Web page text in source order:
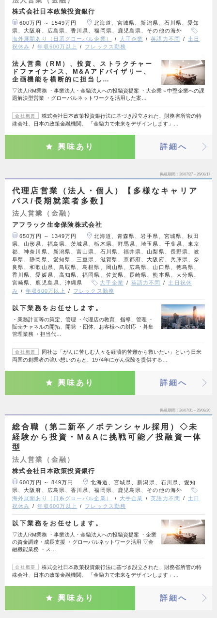
株式会社日本政策投資銀行
600万円 ～ 1549万円
北海道、宮城県、新潟県、石川県、愛知
県、大阪府、広島県、香川県、福岡県、鹿児島県、その他の海外
海外展開あり（日系グローバル企業）
大手企業 英語力不問
土日
祝休み
年収600万以上 フレックス勤務
法人営業（RM）、投資、ストラクチャー
ドファイナンス、M&Aアドバイザリー、
企画機能を横断的に担当し…
▽法人RM業務 ・事業法人・金融法人への投融資提案 ・大企業～中堅企業への課
題解決型営業 ・グローバルネットワークを活用した案…
会社概要
株式会社日本政策投資銀行法に基づき設立された、財務省所管の特
殊会社、日本の政策金融機関。 「金融力で未来をデザインします」…
興味あり 詳細へ
掲載期間 26/07/27～26/08/17
代理店営業（法人・個人）【多様なキャリア
パス/長期就業者多数】
法人営業（金融）
アフラック生命保険株式会社
650万円 ～ 1349万円
北海道、青森県、岩手県、宮城県、秋田
県、山形県、福島県、茨城県、栃木県、群馬県、埼玉県、千葉県、東京
都、神奈川県、新潟県、富山県、石川県、福井県、山梨県、長野県、岐
阜県、静岡県、愛知県、三重県、滋賀県、京都府、大阪府、兵庫県、奈
良県、和歌山県、鳥取県、島根県、岡山県、広島県、山口県、徳島県、
香川県、愛媛県、高知県、福岡県、佐賀県、長崎県、熊本県、大分県、
宮崎県、鹿児島県、沖縄県
大手企業 英語力不問
土日祝休
み
年収600万以上 フレックス勤務
以下業務をお任せします。
・業務計画等の策定、管理 ・代理店の教育、指導、管理 ・
販売チャネルの開拓、開発 ・団体、お客様への対応 ・募集
管理業務 ・担当代…
会社概要
同社は「がんに苦しむ人々を経済的苦難から救いたい」という日米
両国の創業者の強い想いのもと、1974年にがん保険を提供する…
興味あり 詳細へ
掲載期間 26/07/31～26/08/20
総合職（第二新卒／ポテンシャル採用）◇未
経験から投資・M&Aに挑戦可能／投融資一体
型
法人営業（金融）
株式会社日本政策投資銀行
600万円 ～ 849万円
北海道、宮城県、新潟県、石川県、愛知
県、大阪府、広島県、香川県、福岡県、鹿児島県、その他の海外
海外展開あり（日系グローバル企業）
大手企業 英語力不問
土日
祝休み
年収600万以上 フレックス勤務
以下業務をお任せします。
▽法人RM業務 ・事業法人・金融法人への投融資提案 ・企業
の資金調達・成長支援 ・グローバルネットワーク活用 ▽金
融機能業務 ・ス…
会社概要
株式会社日本政策投資銀行法に基づき設立された、財務省所管の特
殊会社、日本の政策金融機関。 「金融力で未来をデザインします」…
興味あり 詳細へ